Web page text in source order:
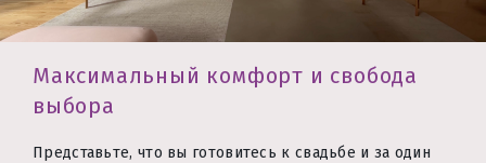
Максимальный комфорт и свобода
выбора
Представьте, что вы готовитесь к свадьбе и за один